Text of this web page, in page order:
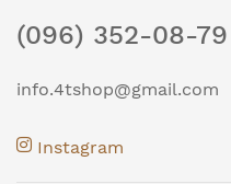
(096) 352-08-79
info.4tshop@gmail.com
Instagram